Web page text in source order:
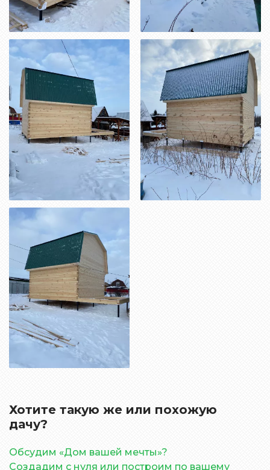
Хотите такую же или похожую
дачу?
Обсудим «Дом вашей мечты»?
Создадим с нуля или построим по вашему